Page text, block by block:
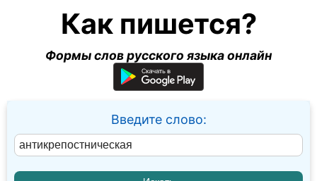
Как пишется?
Формы слов русского языка онлайн
Введите слово: